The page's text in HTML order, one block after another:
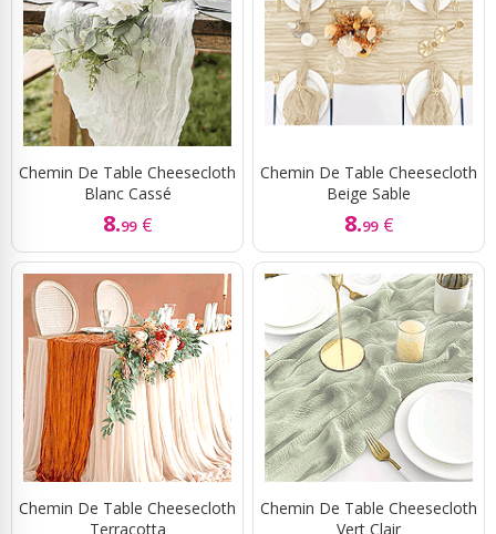
Chemin De Table Cheesecloth
Blanc Cassé
8.99 €
Chemin De Table Cheesecloth
Beige Sable
8.99 €
Chemin De Table Cheesecloth
Terracotta
Chemin De Table Cheesecloth
Vert Clair